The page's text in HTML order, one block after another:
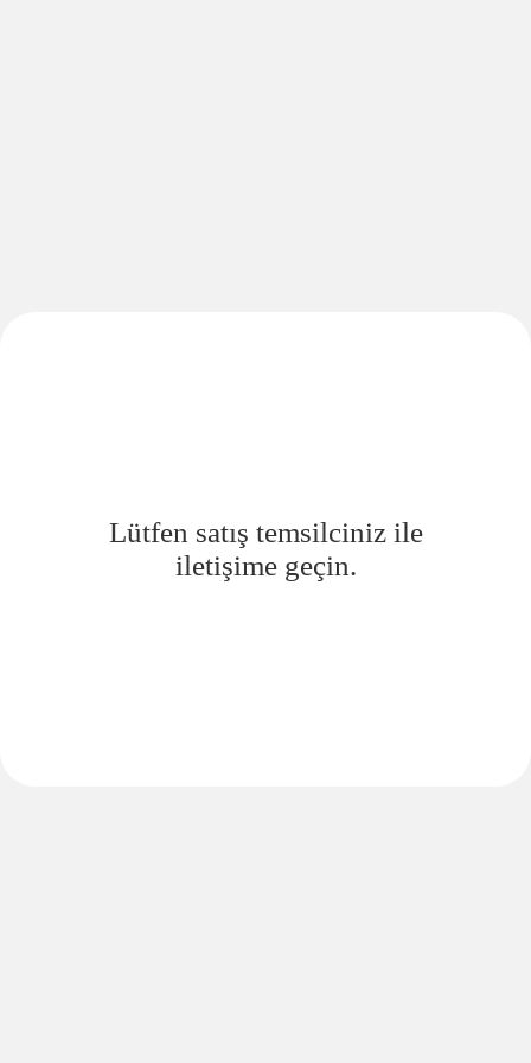
Lütfen satış temsilciniz ile
iletişime geçin.